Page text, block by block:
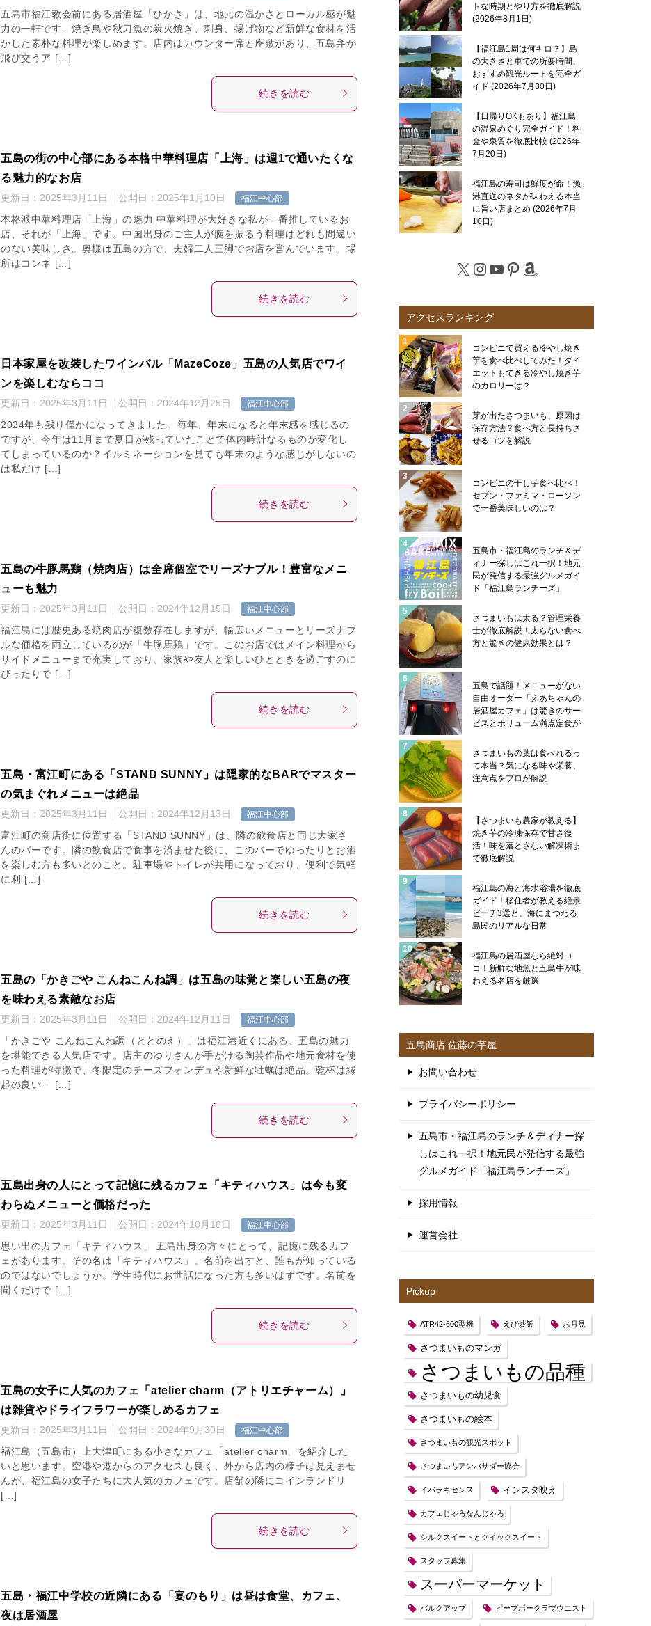
五島市福江教会前にある居酒屋「ひかさ」は、地元の温かさとローカル感が魅
力の一軒です。焼き鳥や秋刀魚の炭火焼き、刺身、揚げ物など新鮮な食材を活
かした素朴な料理が楽しめます。店内はカウンター席と座敷があり、五島弁が
飛び交うア […]
続きを読む
五島の街の中心部にある本格中華料理店「上海」は週1で通いたくな
る魅力的なお店
更新日： 2025年3月11日 公開日： 2025年1月10日 福江中心部
本格派中華料理店「上海」の魅力 中華料理が大好きな私が一番推しているお
店、それが「上海」です。中国出身のご主人が腕を振るう料理はどれも間違い
のない美味しさ。奥様は五島の方で、夫婦二人三脚でお店を営んでいます。場
所はコンネ […]
続きを読む
日本家屋を改装したワインバル「MazeCoze」五島の人気店でワイ
ンを楽しむならココ
更新日： 2025年3月11日 公開日： 2024年12月25日 福江中心部
2024年も残り僅かになってきました。毎年、年末になると年末感を感じるの
ですが、今年は11月まで夏日が残っていたことで体内時計なるものが変化し
てしまっているのか？イルミネーションを見ても年末のような感じがしないの
は私だけ […]
続きを読む
五島の牛豚馬鶏（焼肉店）は全席個室でリーズナブル！豊富なメニ
ューも魅力
更新日： 2025年3月11日 公開日： 2024年12月15日 福江中心部
福江島には歴史ある焼肉店が複数存在しますが、幅広いメニューとリーズナブ
ルな価格を両立しているのが「牛豚馬鶏」です。このお店ではメイン料理から
サイドメニューまで充実しており、家族や友人と楽しいひとときを過ごすのに
ぴったりで […]
続きを読む
五島・富江町にある「STAND SUNNY」は隠家的なBARでマスター
の気まぐれメニューは絶品
更新日： 2025年3月11日 公開日： 2024年12月13日 福江中心部
富江町の商店街に位置する「STAND SUNNY」は、隣の飲食店と同じ大家さ
んのバーです。隣の飲食店で食事を済ませた後に、このバーでゆったりとお酒
を楽しむ方も多いとのこと。駐車場やトイレが共用になっており、便利で気軽
に利 […]
続きを読む
五島の「かきごや こんねこんね調」は五島の味覚と楽しい五島の夜
を味わえる素敵なお店
更新日： 2025年3月11日 公開日： 2024年12月11日 福江中心部
「かきごや こんねこんね調（ととのえ）」は福江港近くにある、五島の魅力
を堪能できる人気店です。店主のゆりさんが手がける陶芸作品や地元食材を使
った料理が特徴で、冬限定のチーズフォンデュや新鮮な牡蠣は絶品。乾杯は縁
起の良い「 […]
続きを読む
五島出身の人にとって記憶に残るカフェ「キティハウス」は今も変
わらぬメニューと価格だった
更新日： 2025年3月11日 公開日： 2024年10月18日 福江中心部
思い出のカフェ「キティハウス」 五島出身の方々にとって、記憶に残るカフ
ェがあります。その名は「キティハウス」。名前を出すと、誰もが知っている
のではないでしょうか。学生時代にお世話になった方も多いはずです。名前を
聞くだけで […]
続きを読む
五島の女子に人気のカフェ「atelier charm（アトリエチャーム）」
は雑貨やドライフラワーが楽しめるカフェ
更新日： 2025年3月11日 公開日： 2024年9月30日 福江中心部
福江島（五島市）上大津町にある小さなカフェ「atelier charm」を紹介した
いと思います。空港や港からのアクセスも良く、外から店内の様子は見えませ
んが、福江島の女子たちに大人気のカフェです。店舗の隣にコインランドリ
[…]
続きを読む
五島・福江中学校の近隣にある「宴のもり」は昼は食堂、カフェ、
夜は居酒屋
トな時期とやり方を徹底解説
2026年8月1日
【福江島1周は何キロ？】島
の大きさと車での所要時間、
おすすめ観光ルートを完全ガ
イド 2026年7月30日
【日帰りOKもあり】福江島
の温泉めぐり完全ガイド！料
金や泉質を徹底比較 2026年
7月20日
福江島の寿司は鮮度が命！漁
港直送のネタが味わえる本当
に旨い店まとめ 2026年7月
10日
X Instagram
YouTube
Pinterest
Amazon
アクセスランキング
コンビニで買える冷やし焼き
芋を食べ比べしてみた！ダイ
エットもできる冷やし焼き芋
のカロリーは？
芽が出たさつまいも、原因は
保存方法？食べ方と長持ちさ
せるコツを解説
コンビニの干し芋食べ比べ！
セブン・ファミマ・ローソン
で一番美味しいのは？
五島市・福江島のランチ＆デ
ィナー探しはこれ一択！地元
民が発信する最強グルメガイ
ド「福江島ランチーズ」
さつまいもは太る？管理栄養
士が徹底解説！太らない食べ
方と驚きの健康効果とは？
五島で話題！メニューがない
自由オーダー「えあちゃんの
居酒屋カフェ」は驚きのサー
ビスとボリューム満点定食が
さつまいもの葉は食べれるっ
て本当？気になる味や栄養、
注意点をプロが解説
【さつまいも農家が教える】
焼き芋の冷凍保存で甘さ復
活！味を落とさない解凍術ま
で徹底解説
福江島の海と海水浴場を徹底
ガイド！移住者が教える絶景
ビーチ3選と、海にまつわる
島民のリアルな日常
福江島の居酒屋なら絶対コ
コ！新鮮な地魚と五島牛が味
わえる名店を厳選
五島商店 佐藤の芋屋
お問い合わせ
プライバシーポリシー
五島市・福江島のランチ＆ディナー探
しはこれ一択！地元民が発信する最強
グルメガイド「福江島ランチーズ」
採用情報
運営会社
Pickup
ATR42-600型機 えび炒飯 お月見
さつまいものマンガ
さつまいもの品種
さつまいもの幼児食
さつまいもの絵本
さつまいもの観光スポット
さつまいもアンバサダー協会
イバラキセンス インスタ映え
カフェじゃろなんじゃろ
シルクスイートとクイックスイート
スタッフ募集
スーパーマーケット
バルクアップ ピープボークラブウエスト